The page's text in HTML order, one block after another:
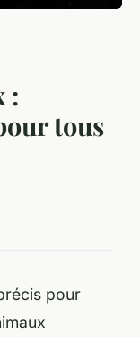
:
tous
pour